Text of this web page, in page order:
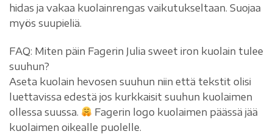
hidas ja vakaa kuolainrengas vaikutukseltaan. Suojaa
myös suupieliä.
FAQ: Miten päin Fagerin Julia sweet iron kuolain tulee
suuhun?
Aseta kuolain hevosen suuhun niin että tekstit olisi
luettavissa edestä jos kurkkaisit suuhun kuolaimen
ollessa suussa.
Fagerin logo kuolaimen päässä jää
kuolaimen oikealle puolelle.